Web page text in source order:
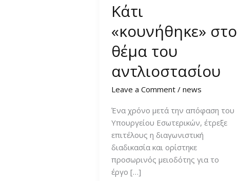
Κάτι
«κουνήθηκε» στο
θέμα του
αντλιοστασίου
Leave a Comment / news
Ένα χρόνο μετά την απόφαση του
Υπουργείου Εσωτερικών, έτρεξε
επιτέλους η διαγωνιστική
διαδικασία και ορίστηκε
προσωρινός μειοδότης για το
έργο […]